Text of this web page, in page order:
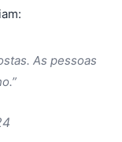
As pessoas